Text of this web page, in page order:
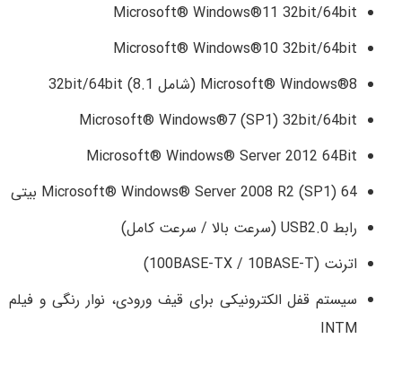
Microsoft® Windows®11 32bit/64bit
Microsoft® Windows®10 32bit/64bit
Microsoft® Windows®8 (شامل 8.1) 32bit/64bit
Microsoft® Windows®7 (SP1) 32bit/64bit
Microsoft® Windows® Server 2012 64Bit
Microsoft® Windows® Server 2008 R2 (SP1) 64 بیتی
رابط USB2.0 (سرعت بالا / سرعت کامل)
اترنت (100BASE-TX / 10BASE-T)
سیستم قفل الکترونیکی برای قیف ورودی، نوار رنگی و فیلم
INTM